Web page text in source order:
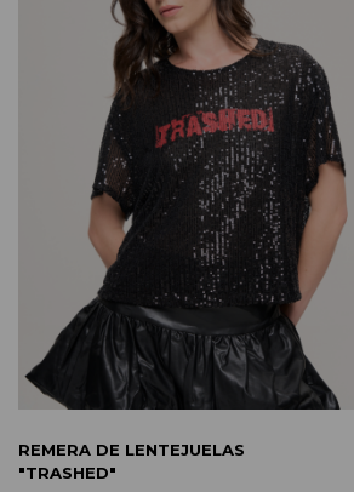
REMERA DE LENTEJUELAS
"TRASHED"